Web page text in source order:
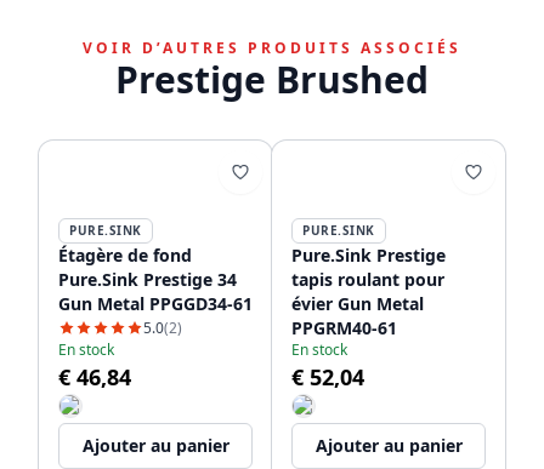
VOIR D’AUTRES PRODUITS ASSOCIÉS
Prestige Brushed
PURE.SINK
Étagère de fond
Pure.Sink Prestige 34
Gun Metal PPGGD34-61
5.0(2)
En stock
€ 46,84
Ajouter au panier
PURE.SINK
Pure.Sink Prestige
tapis roulant pour
évier Gun Metal
PPGRM40-61
En stock
€ 52,04
Ajouter au panier